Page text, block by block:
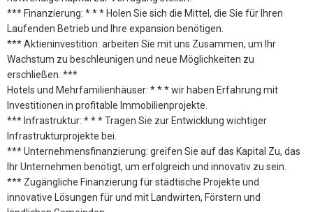
*** Finanzierung: * * * Holen Sie sich die Mittel, die Sie für Ihren
Laufenden Betrieb und Ihre expansion benötigen.
*** Aktieninvestition: arbeiten Sie mit uns Zusammen, um Ihr
Wachstum zu beschleunigen und neue Möglichkeiten zu
erschließen. ***
Hotels und Mehrfamilienhäuser: * * * wir haben Erfahrung mit
Investitionen in profitable Immobilienprojekte.
*** Infrastruktur: * * * Tragen Sie zur Entwicklung wichtiger
Infrastrukturprojekte bei.
*** Unternehmensfinanzierung: greifen Sie auf das Kapital Zu, das
Ihr Unternehmen benötigt, um erfolgreich und innovativ zu sein.
*** Zugängliche Finanzierung für städtische Projekte und
innovative Lösungen für und mit Landwirten, Förstern und